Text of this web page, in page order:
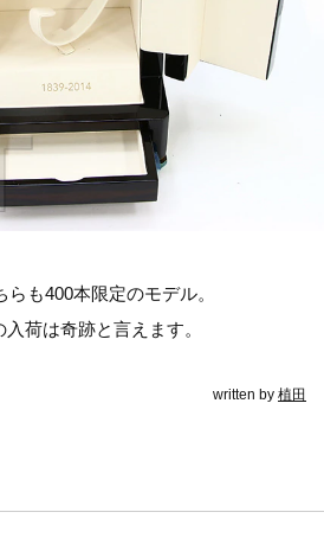
も400本限定のモデル。
荷は奇跡と言えます。
written by 植田